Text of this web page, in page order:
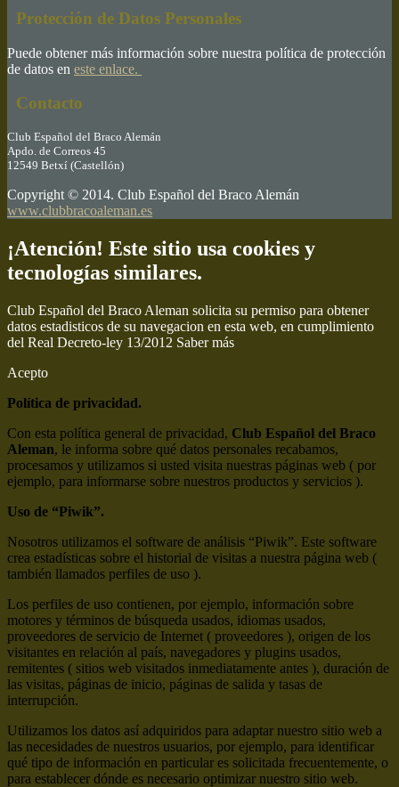
Protección de Datos Personales
Puede obtener más información sobre nuestra política de protección
de datos en este enlace.
Contacto
Club Español del Braco Alemán
Apdo. de Correos 45
12549 Betxí (Castellón)
Copyright © 2014. Club Español del Braco Alemán
www.clubbracoaleman.es
¡Atención! Este sitio usa cookies y
tecnologías similares.
Club Español del Braco Aleman solicita su permiso para obtener
datos estadisticos de su navegacion en esta web, en cumplimiento
del Real Decreto-ley 13/2012 Saber más
Acepto
Política de privacidad.
Con esta política general de privacidad, Club Español del Braco
Aleman, le informa sobre qué datos personales recabamos,
procesamos y utilizamos si usted visita nuestras páginas web ( por
ejemplo, para informarse sobre nuestros productos y servicios ).
Uso de “Piwik”.
Nosotros utilizamos el software de análisis “Piwik”. Este software
crea estadísticas sobre el historial de visitas a nuestra página web (
también llamados perfiles de uso ).
Los perfiles de uso contienen, por ejemplo, información sobre
motores y términos de búsqueda usados, idiomas usados,
proveedores de servicio de Internet ( proveedores ), origen de los
visitantes en relación al país, navegadores y plugins usados,
remitentes ( sitios web visitados inmediatamente antes ), duración de
las visitas, páginas de inicio, páginas de salida y tasas de
interrupción.
Utilizamos los datos así adquiridos para adaptar nuestro sitio web a
las necesidades de nuestros usuarios, por ejemplo, para identificar
qué tipo de información en particular es solicitada frecuentemente, o
para establecer dónde es necesario optimizar nuestro sitio web.